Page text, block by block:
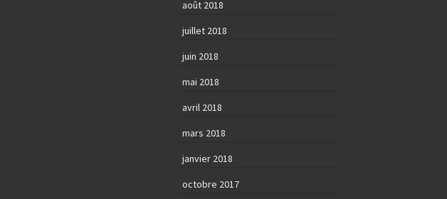
août 2018
juillet 2018
juin 2018
mai 2018
avril 2018
mars 2018
janvier 2018
octobre 2017